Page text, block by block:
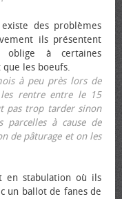
des problèmes
ils présentent
oblige à certaines
que les bœufs.
à peu près lors de
rentre entre le 15
pas trop tarder sinon
à cause de
de pâturage et on les
en stabulation où ils
un ballot de fanes de